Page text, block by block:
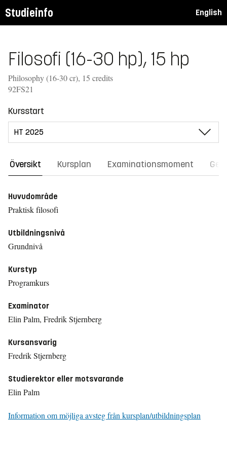
Studieinfo English
Filosofi (16-30 hp), 15 hp
Philosophy (16-30 cr), 15 credits
92FS21
Kursstart
Översikt Kursplan Examinationsmoment
Huvudområde
Praktisk filosofi
Utbildningsnivå
Grundnivå
Kurstyp
Programkurs
Examinator
Elin Palm, Fredrik Stjernberg
Kursansvarig
Fredrik Stjernberg
Studierektor eller motsvarande
Elin Palm
Information om möjliga avsteg från kursplan/utbildningsplan